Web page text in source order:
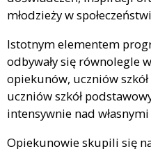
młodzieży w
Istotnym elementem
odbywały się równolegle
opiekunów, uczniów
uczniów szkół
intensywnie nad
Opiekunowie skupili się